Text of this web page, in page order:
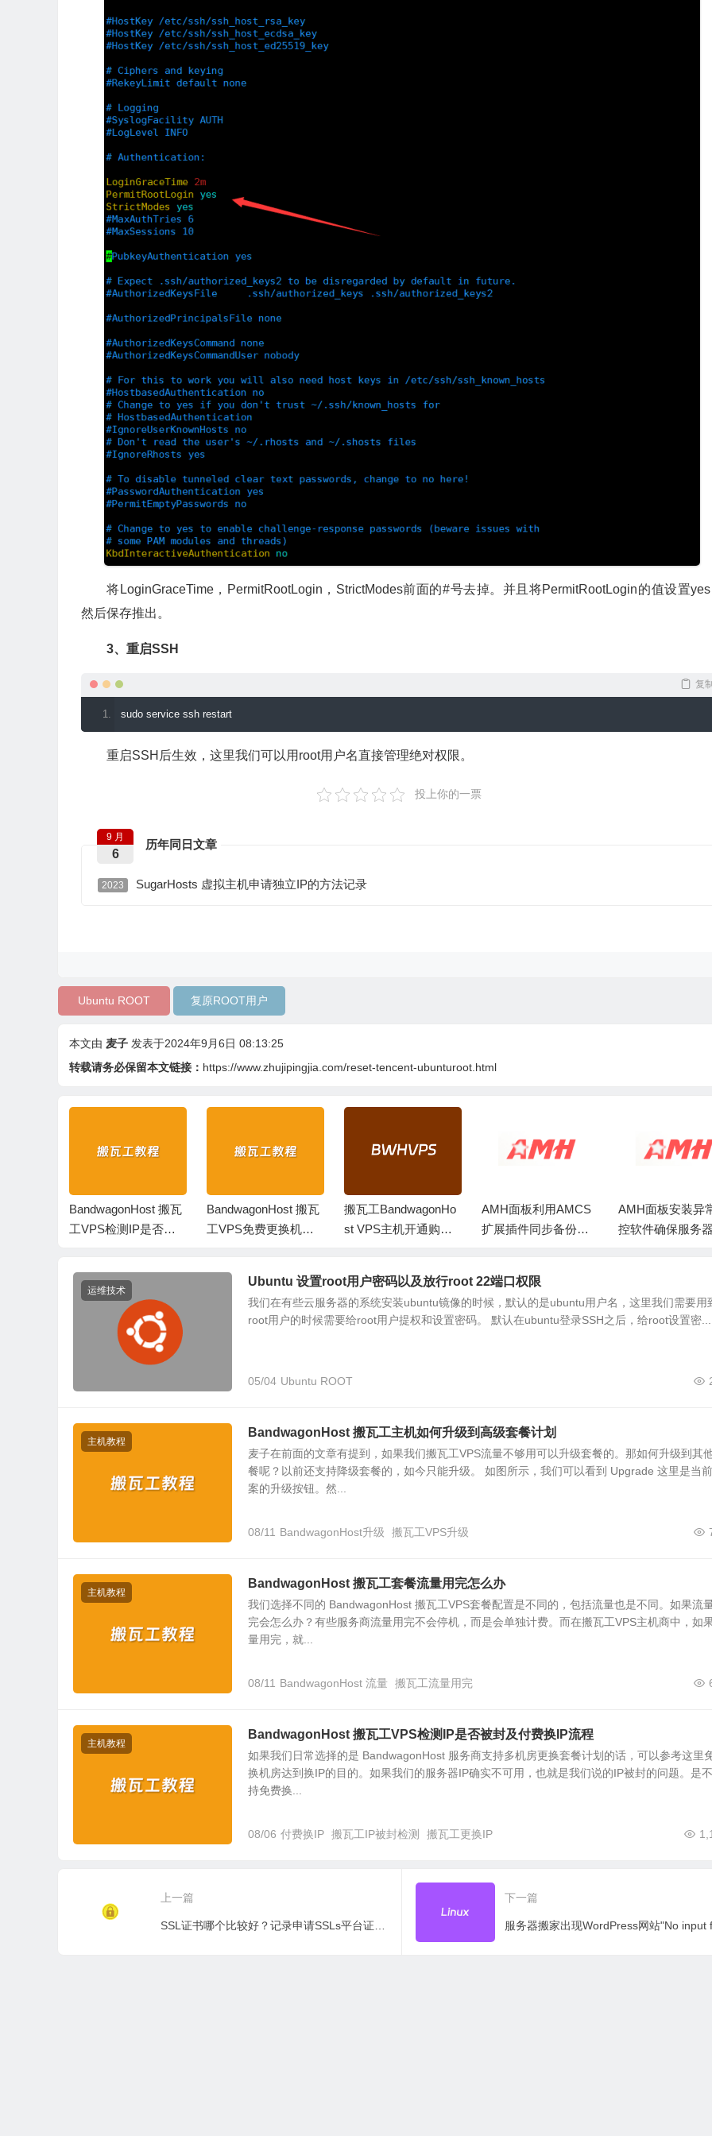
将LoginGraceTime，PermitRootLogin，StrictModes前面的#号去掉。并且将PermitRootLogin的值设置yes
然后保存推出。
3、重启SSH
复制
sudo service ssh restart
重启SSH后生效，这里我们可以用root用户名直接管理绝对权限。
投上你的一票
历年同日文章
9 月
6
2023 SugarHosts 虚拟主机申请独立IP的方法记录
Ubuntu ROOT 复原ROOT用户
本文由 麦子 发表于2024年9月6日 08:13:25
转载请务必保留本文链接： https://www.zhujipingjia.com/reset-tencent-ubunturoot.html
BandwagonHost 搬瓦
工VPS检测IP是否被
BandwagonHost 搬瓦
工VPS免费更换机房
搬瓦工BandwagonHo
st VPS主机开通购买
AMH面板利用AMCS
扩展插件同步备份My
AMH面板安装异
控软件确保服务
运维技术
Ubuntu 设置root用户密码以及放行root 22端口权限
我们在有些云服务器的系统安装ubuntu镜像的时候，默认的是ubuntu用户名，这里我们需要用
root用户的时候需要给root用户提权和设置密码。 默认在ubuntu登录SSH之后，给root设置密...
05/04 Ubuntu ROOT
主机教程
BandwagonHost 搬瓦工主机如何升级到高级套餐计划
麦子在前面的文章有提到，如果我们搬瓦工VPS流量不够用可以升级套餐的。那如何升级到其
餐呢？以前还支持降级套餐的，如今只能升级。 如图所示，我们可以看到 Upgrade 这里是当
案的升级按钮。然...
08/11 BandwagonHost升级 搬瓦工VPS升级
主机教程
BandwagonHost 搬瓦工套餐流量用完怎么办
我们选择不同的 BandwagonHost 搬瓦工VPS套餐配置是不同的，包括流量也是不同。如果流
完会怎么办？有些服务商流量用完不会停机，而是会单独计费。而在搬瓦工VPS主机商中，如
量用完，就...
08/11 BandwagonHost 流量 搬瓦工流量用完
主机教程
BandwagonHost 搬瓦工VPS检测IP是否被封及付费换IP流程
如果我们日常选择的是 BandwagonHost 服务商支持多机房更换套餐计划的话，可以参考这里
换机房达到换IP的目的。如果我们的服务器IP确实不可用，也就是我们说的IP被封的问题。是
持免费换...
08/06 付费换IP 搬瓦工IP被封检测 搬瓦工更换IP
上一篇
SSL证书哪个比较好？记录申请SSLs平台证书记录过程
下一篇